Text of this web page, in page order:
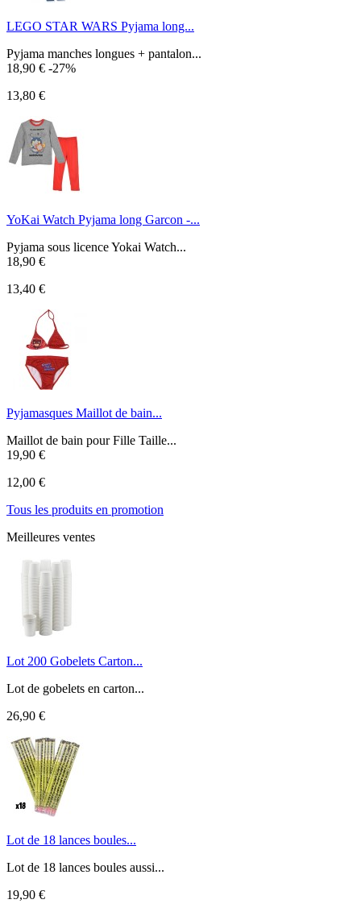
LEGO STAR WARS Pyjama long...
Pyjama manches longues + pantalon...
18,90 € -27%
13,80 €
YoKai Watch Pyjama long Garcon -...
Pyjama sous licence Yokai Watch...
18,90 €
13,40 €
Pyjamasques Maillot de bain...
Maillot de bain pour Fille Taille...
19,90 €
12,00 €
Tous les produits en promotion
Meilleures ventes
Lot 200 Gobelets Carton...
Lot de gobelets en carton...
26,90 €
Lot de 18 lances boules...
Lot de 18 lances boules aussi...
19,90 €